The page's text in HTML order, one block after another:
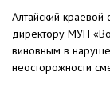
Алтайский
директору МУП
виновным в
неосторожности